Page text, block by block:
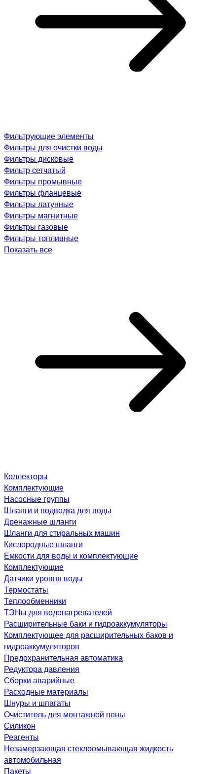
Фильтрующие элементы
Фильтры для очистки воды
Фильтры дисковые
Фильтр сетчатый
Фильтры промывные
Фильтры фланцевые
Фильтры латунные
Фильтры магнитные
Фильтры газовые
Фильтры топливные
Показать все
Коллекторы
Комплектующие
Насосные группы
Шланги и подводка для воды
Дренажные шланги
Шланги для стиральных машин
Кислородные шланги
Емкости для воды и комплектующие
Комплектующие
Датчики уровня воды
Термостаты
Теплообменники
ТЭНы для водонагревателей
Расширительные баки и гидроаккумуляторы
Комплектующее для расширительных баков и
гидроаккумуляторов
Предохранительная автоматика
Редуктора давления
Сборки аварийные
Расходные материалы
Шнуры и шпагаты
Очиститель для монтажной пены
Силикон
Реагенты
Незамерзающая стеклоомывающая жидкость
автомобильная
Пакеты